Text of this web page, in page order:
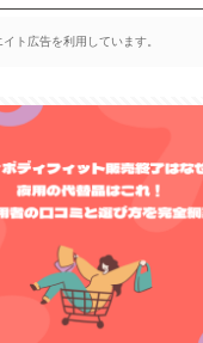
ト広告を利用しています。